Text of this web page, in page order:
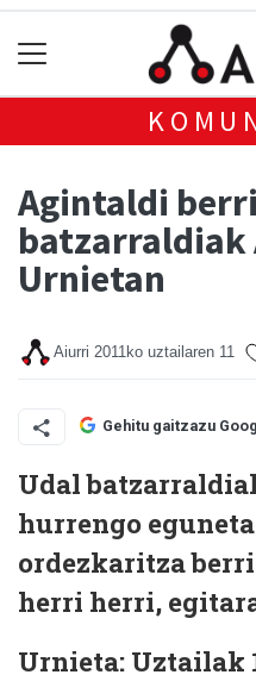
Agintaldi
batzarraldiak
Urnietan
Aiurri 2011ko uztailaren 11
Gehitu gaitzazu
Udal
hurrengo
ordezkaritza
herri herri,
Urnieta: Uztailak